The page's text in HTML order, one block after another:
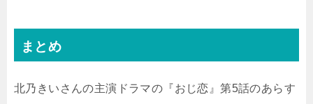
まとめ
北乃きいさんの主演ドラマの『おじ恋』第5話のあらす